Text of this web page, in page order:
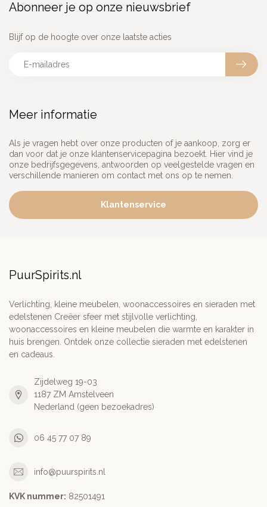
Meer informatie
Als je vragen hebt over onze producten of je aankoop, zorg er
dan voor dat je onze klantenservicepagina bezoekt. Hier vind je
onze bedrijfsgegevens, antwoorden op veelgestelde vragen en
verschillende manieren om contact met ons op te nemen.
Klantenservice
Abonneer je op onze nieuwsbrief
Blijf op de hoogte over onze laatste acties
PuurSpirits.nl
Verlichting, kleine meubelen, woonaccessoires en sieraden met
edelstenen Creëer sfeer met stijlvolle verlichting,
woonaccessoires en kleine meubelen die warmte en karakter in
huis brengen. Ontdek onze collectie sieraden met edelstenen
en cadeaus.
Zijdelweg 19-03
1187 ZM Amstelveen
Nederland (geen bezoekadres)
06 45 77 07 89
info@puurspirits.nl
KVK nummer: 82501491